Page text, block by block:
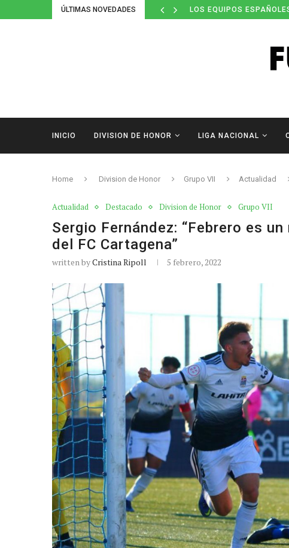
ÚLTIMAS NOVEDADES LOS EQUIPOS
INICIO DIVISION DE HONOR LIGA NACIONAL
Home Division de Honor Grupo VII Actualidad
Actualidad Destacado Division de Honor Grupo VII
Sergio Fernández: “Febrero es
del FC Cartagena”
written byCristina Ripoll 5 febrero, 2022